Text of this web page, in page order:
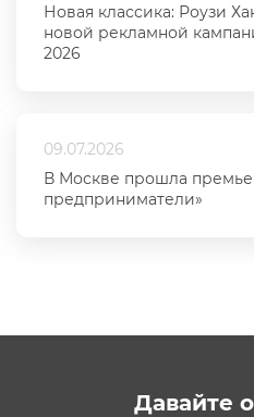
Новая классика: Роузи
новой рекламной
2026
09.07.2026
В Москве прошла
предприниматели»
Давайте